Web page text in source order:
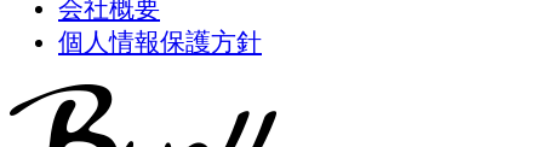
会社概要
個人情報保護方針